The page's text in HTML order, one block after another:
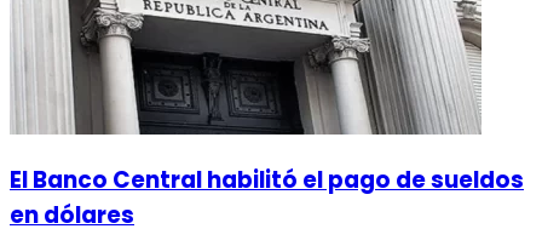
El Banco Central habilitó el pago de sueldos
en dólares